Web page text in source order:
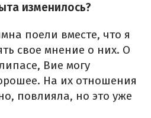
изменилось?
поели вместе, что я
свое мнение о них. О
Вие могу
На их отношения
повлияла, но это уже